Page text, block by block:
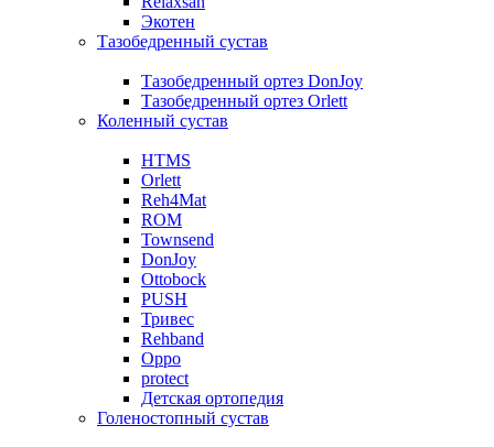
Экотен
Тазобедренный сустав
Тазобедренный ортез DonJoy
Тазобедренный ортез Orlett
Коленный сустав
HTMS
Orlett
Reh4Mat
ROM
Townsend
DonJoy
Ottobock
PUSH
Тривес
Rehband
Oppo
protect
Детская ортопедия
Голеностопный сустав